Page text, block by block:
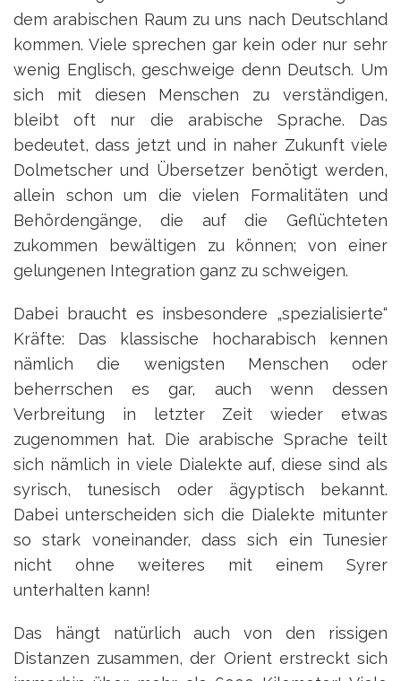
dem arabischen Raum zu uns nach Deutschland
kommen. Viele sprechen gar kein oder nur sehr
wenig Englisch, geschweige denn Deutsch. Um
sich mit diesen Menschen zu verständigen,
bleibt oft nur die arabische Sprache. Das
bedeutet, dass jetzt und in naher Zukunft viele
Dolmetscher und Übersetzer benötigt werden,
allein schon um die vielen Formalitäten und
Behördengänge, die auf die Geflüchteten
zukommen bewältigen zu können; von einer
gelungenen Integration ganz zu schweigen.
Dabei braucht es insbesondere „spezialisierte“
Kräfte: Das klassische hocharabisch kennen
nämlich die wenigsten Menschen oder
beherrschen es gar, auch wenn dessen
Verbreitung in letzter Zeit wieder etwas
zugenommen hat. Die arabische Sprache teilt
sich nämlich in viele Dialekte auf, diese sind als
syrisch, tunesisch oder ägyptisch bekannt.
Dabei unterscheiden sich die Dialekte mitunter
so stark voneinander, dass sich ein Tunesier
nicht ohne weiteres mit einem Syrer
unterhalten kann!
Das hängt natürlich auch von den rissigen
Distanzen zusammen, der Orient erstreckt sich